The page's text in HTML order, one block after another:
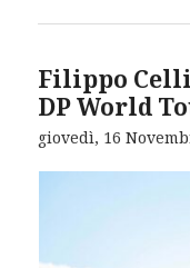
Filippo Celli
DP World
giovedì, 16